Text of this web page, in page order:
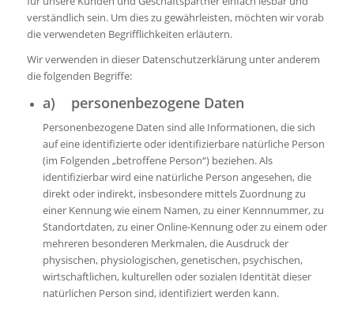
verständlich sein. Um dies zu gewährleisten, möchten wir vorab
die verwendeten Begrifflichkeiten erläutern.
Wir verwenden in dieser Datenschutzerklärung unter anderem
die folgenden Begriffe:
a) personenbezogene Daten
Personenbezogene Daten sind alle Informationen, die sich
auf eine identifizierte oder identifizierbare natürliche Person
(im Folgenden „betroffene Person“) beziehen. Als
identifizierbar wird eine natürliche Person angesehen, die
direkt oder indirekt, insbesondere mittels Zuordnung zu
einer Kennung wie einem Namen, zu einer Kennnummer, zu
Standortdaten, zu einer Online-Kennung oder zu einem oder
mehreren besonderen Merkmalen, die Ausdruck der
physischen, physiologischen, genetischen, psychischen,
wirtschaftlichen, kulturellen oder sozialen Identität dieser
natürlichen Person sind, identifiziert werden kann.